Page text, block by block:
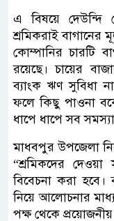
এ বিষয়ে দেউন্দি
শ্রমিকরাই বাগানের
কোম্পানির চারটি
রয়েছে। চায়ের
ব্যাংক ঋণ সুবিধা
ফলে কিছু পাওনা
ধাপে ধাপে সব
মাধবপুর উপজেলা
“শ্রমিকদের দেওয়া
বিবেচনা করা হবে।
নিয়ে আলোচনার
পক্ষ থেকে